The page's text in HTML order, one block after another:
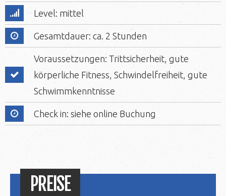
Level: mittel
Gesamtdauer: ca. 2 Stunden
Voraussetzungen: Trittsicherheit, gute
körperliche Fitness, Schwindelfreiheit, gute
Schwimmkenntnisse
Check in: siehe online Buchung
PREISE